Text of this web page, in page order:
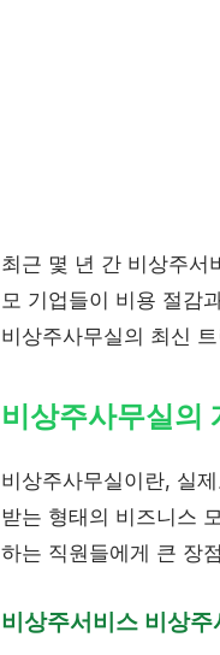
최근 몇 년 간 비상주서
모 기업들이 비용 절감
비상주사무실의 최신
비상주사무실의
비상주사무실이란, 실
받는 형태의 비즈니스
하는 직원들에게 큰 장
비상주서비스 비상주